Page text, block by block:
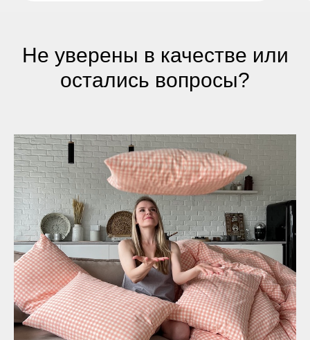
Не уверены в качестве или
остались вопросы?